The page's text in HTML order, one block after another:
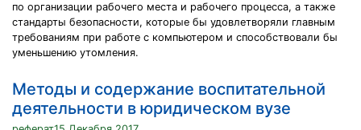
по организации рабочего места и рабочего процесса, а также
стандарты безопасности, которые бы удовлетворяли главным
требованиям при работе с компьютером и способствовали бы
уменьшению утомления.
Методы и содержание воспитательной
деятельности в юридическом вузе